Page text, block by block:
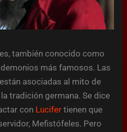
también conocido como
más famosos. Las
asociadas al mito de
tradición germana. Se dice
con Lucifer tienen que
Mefistófeles. Pero